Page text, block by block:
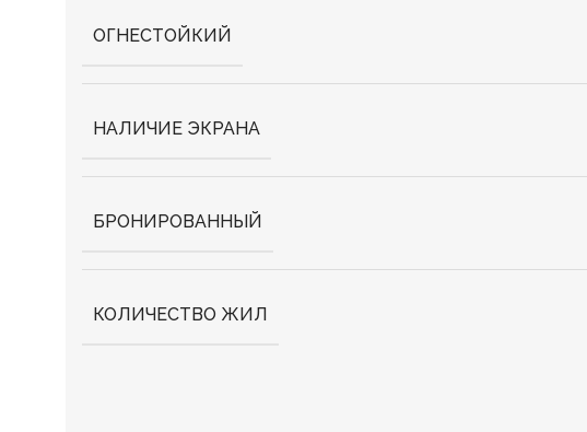
ОГНЕСТОЙКИЙ
НАЛИЧИЕ ЭКРАНА
БРОНИРОВАННЫЙ
КОЛИЧЕСТВО ЖИЛ